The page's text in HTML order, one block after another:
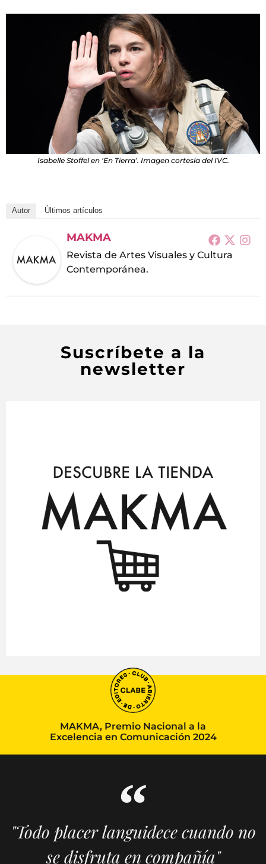
Isabelle Stoffel en ‘En Tierra’. Imagen cortesía del IVC.
Autor Últimos artículos
MAKMA
Revista de Artes Visuales y Cultura
Contemporánea.
Suscríbete a la
newsletter
MAKMA, Premio Nacional a la
Excelencia en Comunicación 2024
"Todo placer languidece cuando no
se disfruta en compañía"